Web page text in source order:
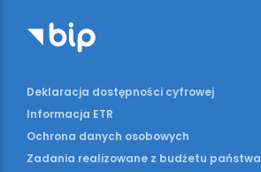
Deklaracja dostępności cyfrowej
Informacja ETR
Ochrona danych osobowych
Zadania realizowane z budżetu państwa